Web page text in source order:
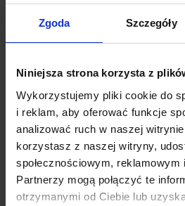
Zgoda Szczegóły
Niniejsza strona korzysta z
Wykorzystujemy pliki cookie do
i reklam, aby oferować funkcje
analizować ruch w naszej
korzystasz z naszej witryny,
społecznościowym, reklamowym
Partnerzy mogą połączyć te
otrzymanymi od Ciebie lub